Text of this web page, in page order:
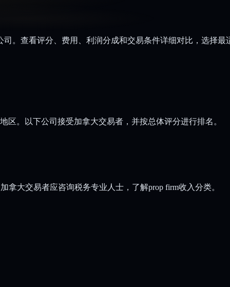
。查看评分、费用、利润分成和交易条件详细对比，选择最
区。以下公司接受加拿大交易者，并按总体评分进行排名。
大交易者应咨询税务专业人士，了解prop firm收入分类。